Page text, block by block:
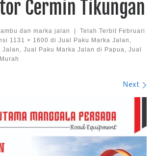
Cermin Tikungan
dan marka jalan Telah Terbit Februari
1131 × 1600 di Jual Paku Marka Jalan,
Jalan, Jual Paku Marka Jalan di Papua, Jual
Next